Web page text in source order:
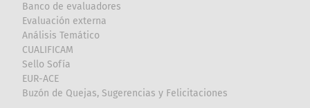
Banco de evaluadores
Evaluación externa
Análisis Temático
CUALIFICAM
Sello Sofía
EUR-ACE
Buzón de Quejas, Sugerencias y Felicitaciones